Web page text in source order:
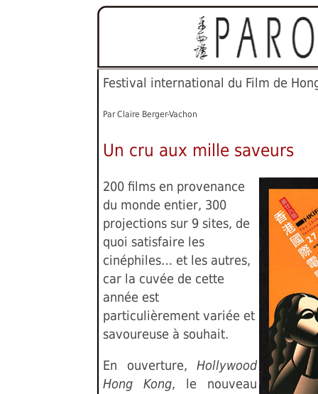
Festival international du Film de
Par Claire Berger-Vachon
Un cru aux mille saveurs
200 films en provenance
du monde entier, 300
projections sur 9 sites, de
quoi satisfaire les
cinéphiles… et les autres,
car la cuvée de cette
année est
particulièrement variée et
savoureuse à souhait.
En ouverture, Hollywood
Hong Kong, le nouveau